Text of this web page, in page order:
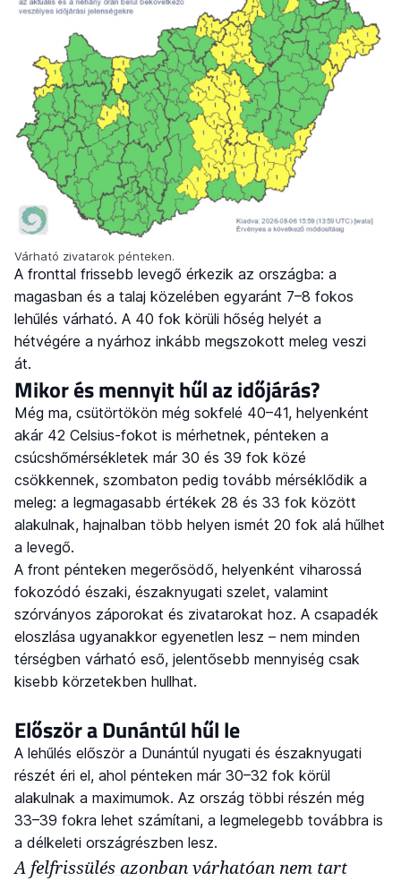
Várható zivatarok pénteken.
A fronttal frissebb levegő érkezik az országba: a
magasban és a talaj közelében egyaránt 7–8 fokos
lehűlés várható. A 40 fok körüli hőség helyét a
hétvégére a nyárhoz inkább megszokott meleg veszi
át.
Mikor és mennyit hűl az időjárás?
Még ma, csütörtökön még sokfelé 40–41, helyenként
akár 42 Celsius-fokot is mérhetnek, pénteken a
csúcshőmérsékletek már 30 és 39 fok közé
csökkennek, szombaton pedig tovább mérséklődik a
meleg: a legmagasabb értékek 28 és 33 fok között
alakulnak, hajnalban több helyen ismét 20 fok alá hűlhet
a levegő.
A front pénteken megerősödő, helyenként viharossá
fokozódó északi, északnyugati szelet, valamint
szórványos záporokat és zivatarokat hoz. A csapadék
eloszlása ugyanakkor egyenetlen lesz – nem minden
térségben várható eső, jelentősebb mennyiség csak
kisebb körzetekben hullhat.
Először a Dunántúl hűl le
A lehűlés először a Dunántúl nyugati és északnyugati
részét éri el, ahol pénteken már 30–32 fok körül
alakulnak a maximumok. Az ország többi részén még
33–39 fokra lehet számítani, a legmelegebb továbbra is
a délkeleti országrészben lesz.
A felfrissülés azonban várhatóan nem tart